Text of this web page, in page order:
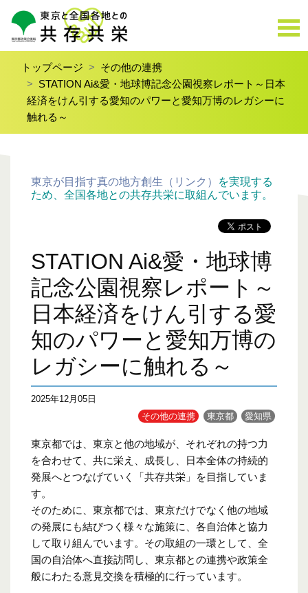
トップページ
その他の連携
STATION Ai&愛・地球博記念公園視察レポート～日本
経済をけん引する愛知のパワーと愛知万博のレガシーに
触れる～
東京が目指す真の地方創生（リンク）
を実現する
ため、全国各地との共存共栄に取組んでいます。
STATION Ai&愛・地球博
記念公園視察レポート～
日本経済をけん引する愛
知のパワーと愛知万博の
レガシーに触れる～
2025年12月05日
その他の連携
東京都 愛知県
東京都では、東京と他の地域が、それぞれの持つ力
を合わせて、共に栄え、成長し、日本全体の持続的
発展へとつなげていく「共存共栄」を目指していま
す。
そのために、東京都では、東京だけでなく他の地域
の発展にも結びつく様々な施策に、各自治体と協力
して取り組んでいます。その取組の一環として、全
国の自治体へ直接訪問し、東京都との連携や政策全
般にわたる意見交換を積極的に行っています。